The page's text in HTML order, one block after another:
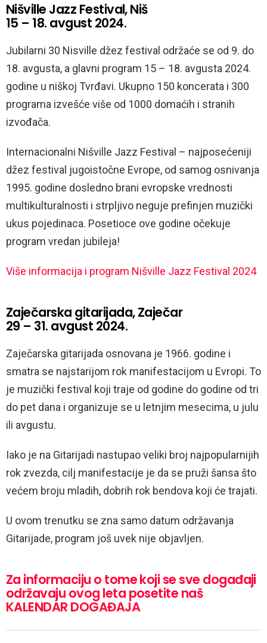
Nišville Jazz Festival, Niš
15 – 18. avgust 2024.
Jubilarni 30 Nisville džez festival održaće se od 9. do
18. avgusta, a glavni program 15 – 18. avgusta 2024.
godine u niškoj Tvrđavi. Ukupno 150 koncerata i 300
programa izvešće više od 1000 domaćih i stranih
izvođača.
Internacionalni Nišville Jazz Festival – najposećeniji
džez festival jugoistočne Evrope, od samog osnivanja
1995. godine dosledno brani evropske vrednosti
multikulturalnosti i strpljivo neguje prefinjen muzički
ukus pojedinaca. Posetioce ove godine očekuje
program vredan jubileja!
Više informacija i program Nišville Jazz Festival 2024
Zaječarska gitarijada, Zaječar
29 – 31. avgust 2024.
Zaječarska gitarijada osnovana je 1966. godine i
smatra se najstarijom rok manifestacijom u Evropi. To
je muzički festival koji traje od godine do godine od tri
do pet dana i organizuje se u letnjim mesecima, u julu
ili avgustu.
Iako je na Gitarijadi nastupao veliki broj najpopularnijih
rok zvezda, cilj manifestacije je da se pruži šansa što
većem broju mladih, dobrih rok bendova koji će trajati.
U ovom trenutku se zna samo datum održavanja
Gitarijade, program još uvek nije objavljen.
Za informaciju o tome koji se sve događaji
održavaju ovog leta posetite naš
KALENDAR DOGAĐAJA